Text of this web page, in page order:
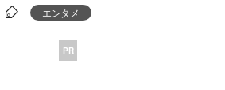
エンタメ
PR